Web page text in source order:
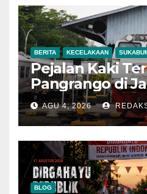
BERITA KECELAKAAN
Pejalan Kaki
Pangrango di
Parungkuda,
Kereta Sempat
AGU 4, 2026
BLOG